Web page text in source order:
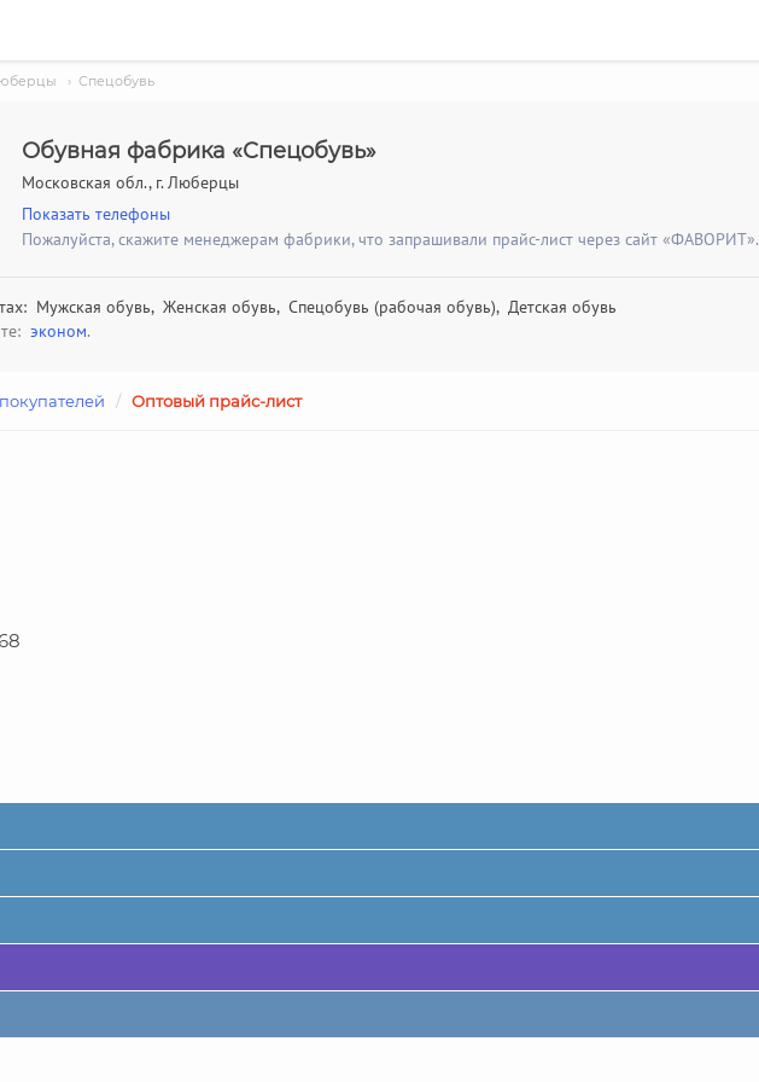
› Спецобувь
Обувная фабрика «Спецобувь»
Московская обл., г. Люберцы
Показать телефоны
Пожалуйста, скажите менеджерам фабрики, что запрашивали прайс-лист через сайт «ФАВОРИТ».
Мужская обувь, Женская обувь, Спецобувь (рабочая обувь), Детская обувь
эконом.
/ Оптовый прайс-лист